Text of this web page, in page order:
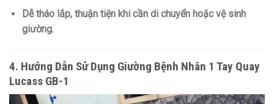
Dễ tháo lắp, thuận tiện khi cần di chuyển hoặc vệ sinh
giường.
4. Hướng Dẫn Sử Dụng Giường Bệnh Nhân 1 Tay Quay
Lucass GB-1